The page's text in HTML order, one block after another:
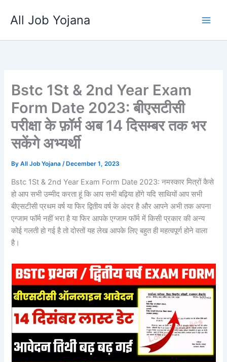
All Job Yojana
Bstc 1St & 2nd Year Exam
Form Date 2023: बीएसटीसी
परीक्षा के फ़ॉर्म अब 14 दिसम्बर तक भर
सकेंगे अभ्यर्थी
ByAll Job Yojana/ December 1, 2023
Bstc 1St & 2nd Year Exam Form Date 2023: नमस्कार मित्रों कैसे
हो आप सभी उम्मीद करता हूं कि आप सभी बढ़िया होंगे यदि साथियों आप सभी
बीएसटीसी प्रथम वर्ष या फिर द्वितीय वर्ष के अंदर है और आपने अभी तक अपना
एग्जाम फॉर्म नहीं भरा है या फिर आपके एग्जाम फॉर्म में किसी प्रकार की अन्य
कोई गलती हो गई है तो दोस्तों यह लेख आपके लिए बहुत ही महत्वपूर्ण होने वाला
है।